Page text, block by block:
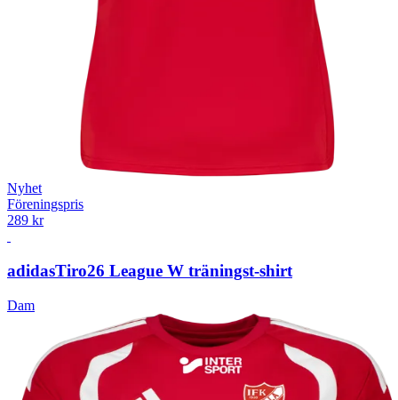
Nyhet
Föreningspris
289 kr
adidasTiro26 League W träningst-shirt
Dam